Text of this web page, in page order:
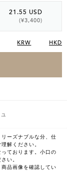
21.55 USD
(¥3,400)
KRW HKD
ーズナブルな分、仕
解ください。
ております。小口の
い。
品画像を確認してい